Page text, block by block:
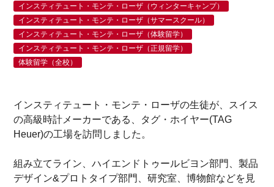
インスティテュート・モンテ・ローザ（ウィンターキャンプ）
インスティテュート・モンテ・ローザ（サマースクール）
インスティテュート・モンテ・ローザ（体験留学）
インスティテュート・モンテ・ローザ（正規留学）
体験留学（全校）
インスティテュート・モンテ・ローザの生徒が、スイス
の高級時計メーカーである、タグ・ホイヤー(TAG
Heuer)の工場を訪問しました。
組み立てライン、ハイエンドトゥールビヨン部門、製品
デザイン&プロトタイプ部門、研究室、博物館などを見